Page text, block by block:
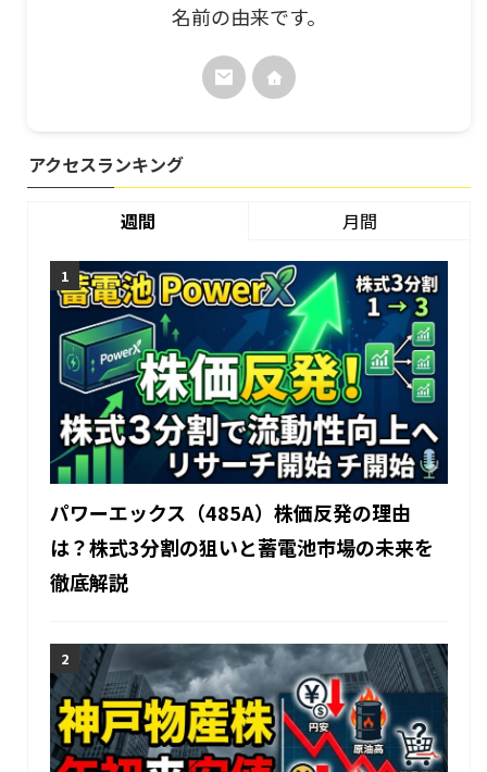
名前の由来です。
アクセスランキング
週間 月間
パワーエックス（485A）株価反発の理由
は？株式3分割の狙いと蓄電池市場の未来を
徹底解説